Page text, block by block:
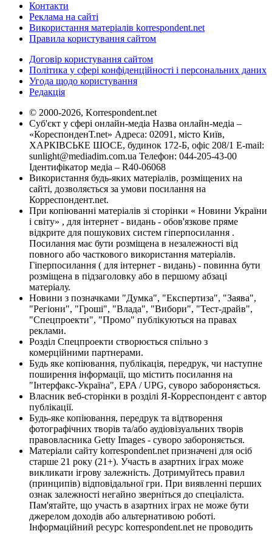
Контакти
Реклама на сайті
Використання матеріалів korrespondent.net
Правила користування сайтом
Договір користування сайтом
Політика у сфері конфіденційності і персональних даних
Угода щодо користування
Редакція
© 2000-2026, Korrespondent.net
Суб'єкт у сфері онлайн-медіа Назва онлайн-медіа –
«КореспонденТ.net» Адреса: 02091, місто Київ,
ХАРКІВСЬКЕ ШОСЕ, будинок 172-Б, офіс 208/1 E-mail:
sunlight@mediadim.com.ua Телефон: 044-205-43-00
Ідентифікатор медіа – R40-06068
Використання будь-яких матеріалів, розміщених на
сайті, дозволяється за умови посилання на
Корреспондент.net.
При копіюванні матеріалів зі сторінки « Новини України
і світу» , для інтернет - видань - обов'язкове пряме
відкрите для пошукових систем гіперпосилання .
Посилання має бути розміщена в незалежності від
повного або часткового використання матеріалів.
Гіперпосилання ( для інтернет - видань) - повинна бути
розміщена в підзаголовку або в першому абзаці
матеріалу.
Новини з позначками "Думка", "Експертиза", "Заява",
"Регіони", "Гроші", "Влада", "Вибори", "Тест-драйв",
"Спецпроекти", "Промо" публікуються на правах
реклами.
Розділ Спецпроекти створюється спільно з
комерційними партнерами.
Будь яке копіювання, публікація, передрук, чи наступне
поширення інформації, що містить посилання на
"Інтерфакс-Україна", EPA / UPG, суворо забороняється.
Власник веб-сторінки в розділі Я-Корреспондент є автор
публікації.
Будь-яке копіювання, передрук та відтворення
фотографічних творів та/або аудіовізуальних творів
правовласника Getty Images - суворо забороняється.
Матеріали сайту korrespondent.net призначені для осіб
старше 21 року (21+). Участь в азартних іграх може
викликати ігрову залежність. Дотримуйтесь правил
(принципів) відповідальної гри. При виявленні перших
ознак залежності негайно зверніться до спеціаліста.
Пам'ятайте, що участь в азартних іграх не може бути
джерелом доходів або альтернативою роботі.
Інформаційний ресурс korrespondent.net не проводить